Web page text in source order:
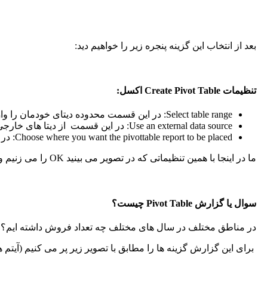
بعد از انتخاب این گزینه پنجره زیر را خواهیم دید:
تنظیمات Create Pivot Table اکسل:
Select table range: در این قسمت محدوده دیتای خودمان را وارد می کنیم..
Use an external data source: در این قسمت از دیتا های خارجی استفاده می کنیم.(مانند اکسس یا یک فایل اکسل دیگر و….)
Choose where you want the pivottable report to be placed: در این قسمت می گوید می خواهید در یک شیت جدید pivottable را داشته باشید یا در همین شیت.
ما در اینجا با همین تنظیماتی که در تصویر می بینید OK را می زنیم و تصویر زیر را خواهیم دید:
سوال یا گزارش Pivot Table چیست؟
در مناطق مختلف در سال های مختلف چه تعداد فروش داشته ایم؟
برای این گزارش گزینه ها را مطابق با تصویر زیر پر می کنیم